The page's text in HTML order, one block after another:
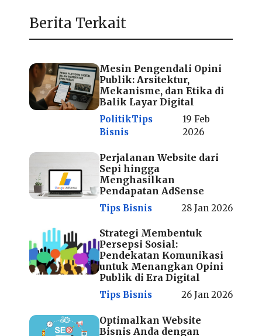
Berita Terkait
Mesin Pengendali Opini
Publik: Arsitektur,
Mekanisme, dan Etika di
Balik Layar Digital
PolitikTips
Bisnis
19 Feb
2026
Perjalanan Website dari
Sepi hingga
Menghasilkan
Pendapatan AdSense
Tips Bisnis 28 Jan 2026
Strategi Membentuk
Persepsi Sosial:
Pendekatan Komunikasi
untuk Menangkan Opini
Publik di Era Digital
Tips Bisnis 26 Jan 2026
Optimalkan Website
Bisnis Anda dengan